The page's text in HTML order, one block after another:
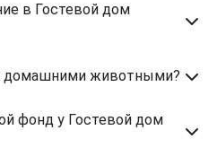
в Гостевой дом
домашними животными?
фонд у Гостевой дом